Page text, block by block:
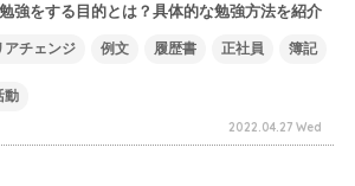
強をする目的とは？具体的な勉強方法を紹介
アチェンジ 例文 履歴書 正社員 簿記
動
2022.04.27 Wed